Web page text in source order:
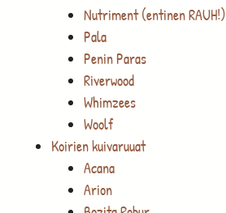
Nutriment (entinen RAUH!)
Pala
Penin Paras
Riverwood
Whimzees
Woolf
Koirien kuivaruuat
Acana
Arion